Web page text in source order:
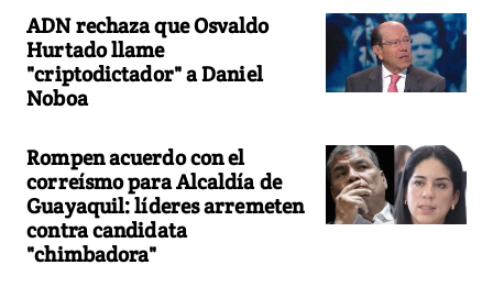
ADN rechaza que Osvaldo
Hurtado llame
"criptodictador" a Daniel
Noboa
Rompen acuerdo con el
correísmo para Alcaldía de
Guayaquil: líderes arremeten
contra candidata
"chimbadora"